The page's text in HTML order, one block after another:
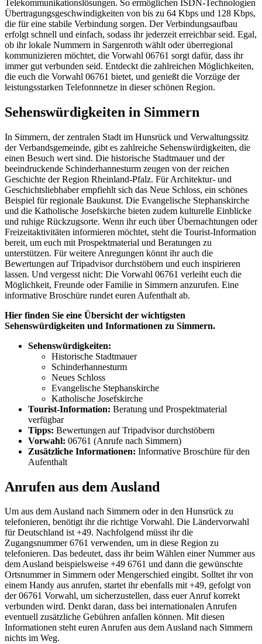
Telekommunikationslösungen. So ermöglichen ISDN-Technologien
Übertragungsgeschwindigkeiten von bis zu 64 Kbps und 128 Kbps,
die für eine stabile Verbindung sorgen. Der Verbindungsaufbau
erfolgt schnell und einfach, sodass ihr jederzeit erreichbar seid. Egal,
ob ihr lokale Nummern in Sargenroth wählt oder überregional
kommunizieren möchtet, die Vorwahl 06761 sorgt dafür, dass ihr
immer gut verbunden seid. Entdeckt die zahlreichen Möglichkeiten,
die euch die Vorwahl 06761 bietet, und genießt die Vorzüge der
leistungsstarken Telefonnnetze in dieser schönen Region.
Sehenswürdigkeiten in Simmern
In Simmern, der zentralen Stadt im Hunsrück und Verwaltungssitz
der Verbandsgemeinde, gibt es zahlreiche Sehenswürdigkeiten, die
einen Besuch wert sind. Die historische Stadtmauer und der
beeindruckende Schinderhannesturm zeugen von der reichen
Geschichte der Region Rheinland-Pfalz. Für Architektur- und
Geschichtsliebhaber empfiehlt sich das Neue Schloss, ein schönes
Beispiel für regionale Baukunst. Die Evangelische Stephanskirche
und die Katholische Josefskirche bieten zudem kulturelle Einblicke
und ruhige Rückzugsorte. Wenn ihr euch über Übernachtungen oder
Freizeitaktivitäten informieren möchtet, steht die Tourist-Information
bereit, um euch mit Prospektmaterial und Beratungen zu
unterstützen. Für weitere Anregungen könnt ihr auch die
Bewertungen auf Tripadvisor durchstöbern und euch inspirieren
lassen. Und vergesst nicht: Die Vorwahl 06761 verleiht euch die
Möglichkeit, Freunde oder Familie in Simmern anzurufen. Eine
informative Broschüre rundet euren Aufenthalt ab.
Hier finden Sie eine Übersicht der wichtigsten
Sehenswürdigkeiten und Informationen zu Simmern.
Sehenswürdigkeiten:
Historische Stadtmauer
Schinderhannesturm
Neues Schloss
Evangelische Stephanskirche
Katholische Josefskirche
Tourist-Information: Beratung und Prospektmaterial
verfügbar
Tipps: Bewertungen auf Tripadvisor durchstöbern
Vorwahl: 06761 (Anrufe nach Simmern)
Zusätzliche Informationen: Informative Broschüre für den
Aufenthalt
Anrufen aus dem Ausland
Um aus dem Ausland nach Simmern oder in den Hunsrück zu
telefonieren, benötigt ihr die richtige Vorwahl. Die Ländervorwahl
für Deutschland ist +49. Nachfolgend müsst ihr die
Zugangsnummer 6761 verwenden, um in diese Region zu
telefonieren. Das bedeutet, dass ihr beim Wählen einer Nummer aus
dem Ausland beispielsweise +49 6761 und dann die gewünschte
Ortsnummer in Simmern oder Mengerschied eingibt. Solltet ihr von
einem Handy aus anrufen, startet ihr ebenfalls mit +49, gefolgt von
der 06761 Vorwahl, um sicherzustellen, dass euer Anruf korrekt
verbunden wird. Denkt daran, dass bei internationalen Anrufen
eventuell zusätzliche Gebühren anfallen können. Mit diesen
Informationen steht euren Anrufen aus dem Ausland nach Simmern
nichts im Weg.